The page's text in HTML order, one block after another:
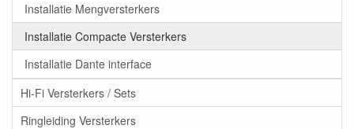
Installatie Mengversterkers
Installatie Compacte Versterkers
Installatie Dante interface
Hi-Fi Versterkers / Sets
Ringleiding Versterkers